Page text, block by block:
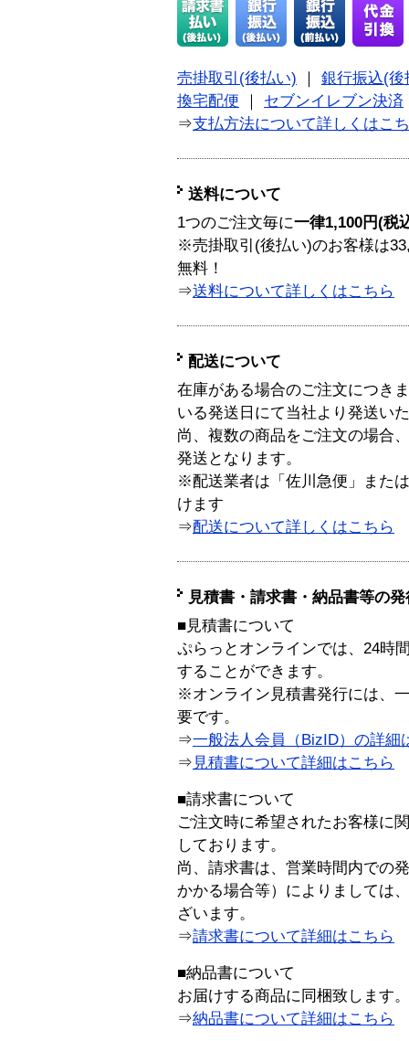
売掛取引(後払い)
銀行振込(後
換宅配便
セブンイレブン決済
⇒支払方法について詳しくはこ
送料について
1つのご注文毎に一律1,100円(税
※売掛取引(後払い)のお客様は
無料！
⇒送料について詳しくはこちら
配送について
在庫がある場合のご注文につき
いる発送日にて当社より発送い
尚、複数の商品をご注文の場合
発送となります。
※配送業者は「佐川急便」また
けます
⇒配送について詳しくはこちら
見積書・請求書・納品書等の
■見積書について
ぷらっとオンラインでは、24時
することができます。
※オンライン見積書発行には、
要です。
⇒一般法人会員（BizID）の詳細
⇒ 見積書について詳細はこちら
■請求書について
ご注文時に希望されたお客様に
しております。
尚、請求書は、営業時間内での
かかる場合等）によりましては
ざいます。
⇒請求書について詳細はこちら
■納品書について
お届けする商品に同梱致します。
⇒納品書について詳細はこちら